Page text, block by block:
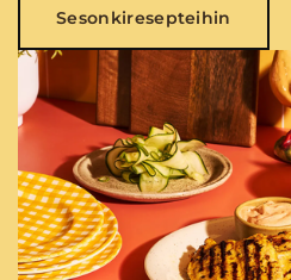
Sesonkiresepteihin